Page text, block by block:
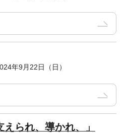
年9月22日（日）
られ、導かれ、」